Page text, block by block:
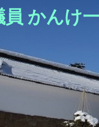
員 かんけ